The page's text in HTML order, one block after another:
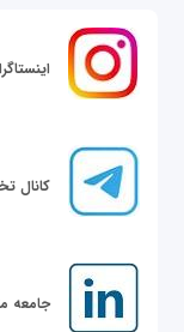
کانال
جامعه